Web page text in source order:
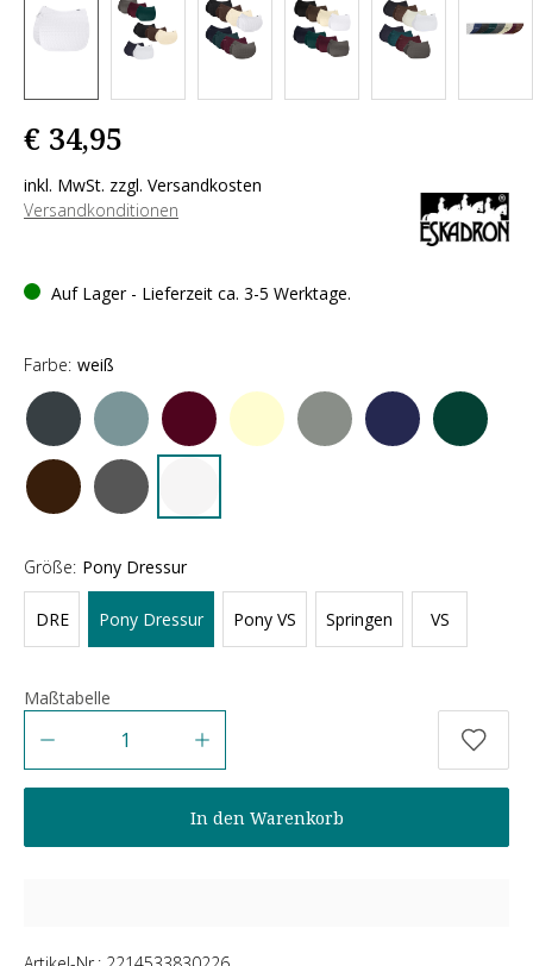
€ 34,95
inkl. MwSt. zzgl. Versandkosten
Versandkonditionen
Auf Lager - Lieferzeit ca. 3-5 Werktage.
Farbe: weiß
Größe: Pony Dressur
DRE Pony Dressur Pony VS Springen VS
Maßtabelle
In den Warenkorb